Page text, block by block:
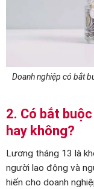
Doanh nghiệp có bắt
2. Có bắt
hay không?
Lương tháng 13 là
người lao động và
hiến cho doanh